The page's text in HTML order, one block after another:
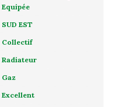
Equipée
SUD EST
Collectif
Radiateur
Gaz
Excellent